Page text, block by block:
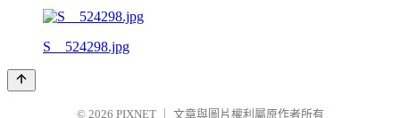
S__524298.jpg
© 2026 PIXNET 文章與圖片權利屬原作者所有